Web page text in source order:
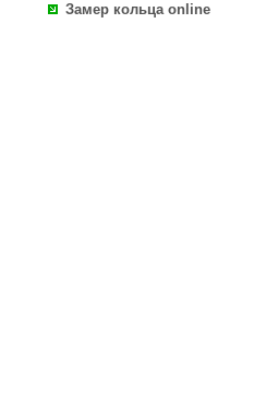
Замер кольца online